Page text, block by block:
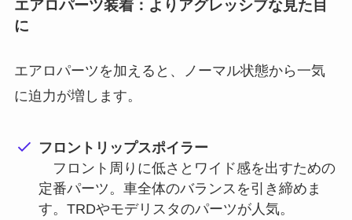
エアロパーツ装着：よりアグレッシブな見た目
に
エアロパーツを加えると、ノーマル状態から一気
に迫力が増します。
フロントリップスポイラー
フロント周りに低さとワイド感を出すための
定番パーツ。車全体のバランスを引き締めま
す。TRDやモデリスタのパーツが人気。